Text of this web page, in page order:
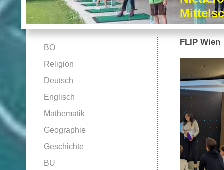
FLIP Wien
BO
Religion
Deutsch
Englisch
Mathematik
Geographie
Geschichte
BU